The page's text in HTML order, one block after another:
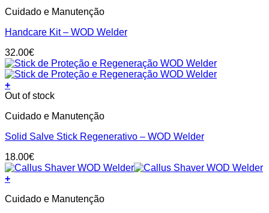
the
product
page
Cuidado e Manutenção
Handcare Kit – WOD Welder
32.00€
+
Out of stock
Cuidado e Manutenção
Solid Salve Stick Regenerativo – WOD Welder
18.00€
+
Cuidado e Manutenção